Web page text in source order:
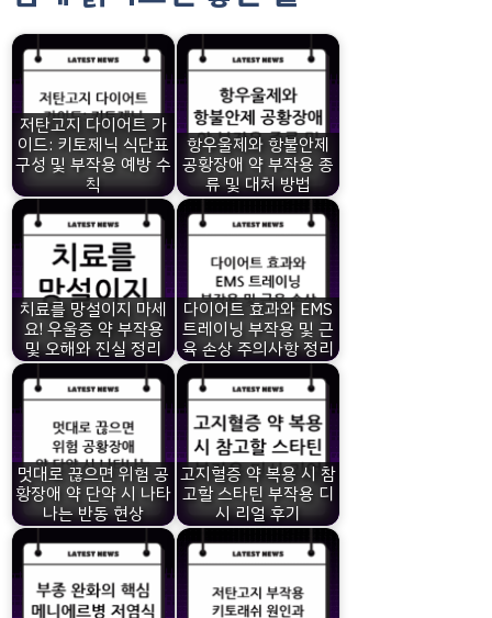
저탄고지 다이어트 가
이드: 키토제닉 식단표
구성 및 부작용 예방 수
칙
항우울제와 항불안제
공황장애 약 부작용 종
류 및 대처 방법
치료를 망설이지 마세
요! 우울증 약 부작용
및 오해와 진실 정리
다이어트 효과와 EMS
트레이닝 부작용 및 근
육 손상 주의사항 정리
멋대로 끊으면 위험 공
황장애 약 단약 시 나타
나는 반동 현상
고지혈증 약 복용 시 참
고할 스타틴 부작용 디
시 리얼 후기